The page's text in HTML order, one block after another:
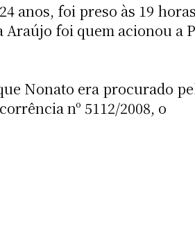
anos, foi preso às 19 horas
Araújo foi quem acionou a
Nonato era procurado
nº 5112/2008, o